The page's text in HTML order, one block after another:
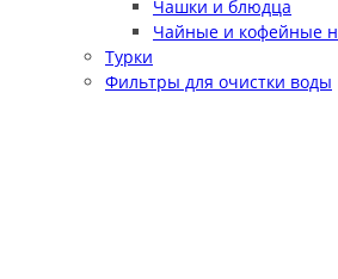
Чашки и блюдца
Чайные и кофейные
Турки
Фильтры для очистки воды